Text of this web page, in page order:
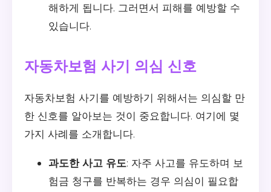
해하게 됩니다. 그러면서 피해를 예방할 수
있습니다.
자동차보험 사기 의심 신호
자동차보험 사기를 예방하기 위해서는 의심할 만
한 신호를 알아보는 것이 중요합니다. 여기에 몇
가지 사례를 소개합니다.
과도한 사고 유도: 자주 사고를 유도하며 보
험금 청구를 반복하는 경우 의심이 필요합